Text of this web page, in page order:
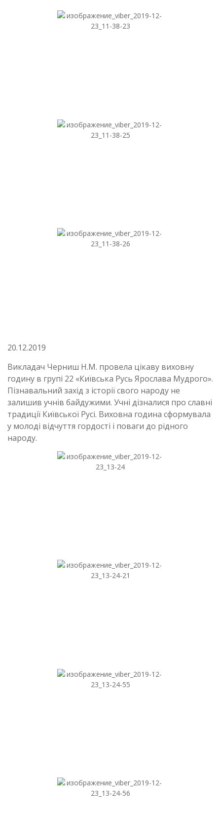
20.12.2019
Викладач Черниш Н.М. провела цікаву виховну
годину в групі 22 «Київська Русь Ярослава Мудрого».
Пізнавальний захід з історії свого народу не
залишив учнів байдужими. Учні дізналися про славні
традиції Київської Русі. Виховна година сформувала
у молоді відчуття гордості і поваги до рідного
народу.